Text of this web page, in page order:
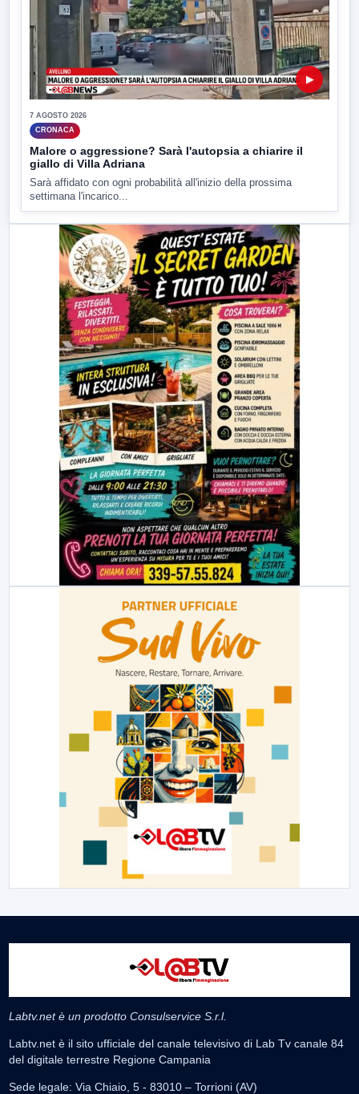
▶
7 AGOSTO 2026
CRONACA
Malore o aggressione? Sarà l'autopsia a chiarire il
giallo di Villa Adriana
Sarà affidato con ogni probabilità all'inizio della prossima
settimana l'incarico...
Labtv.net è un prodotto Consulservice S.r.l.
Labtv.net è il sito ufficiale del canale televisivo di Lab Tv canale 84
del digitale terrestre Regione Campania
Sede legale: Via Chiaio, 5 - 83010 – Torrioni (AV)